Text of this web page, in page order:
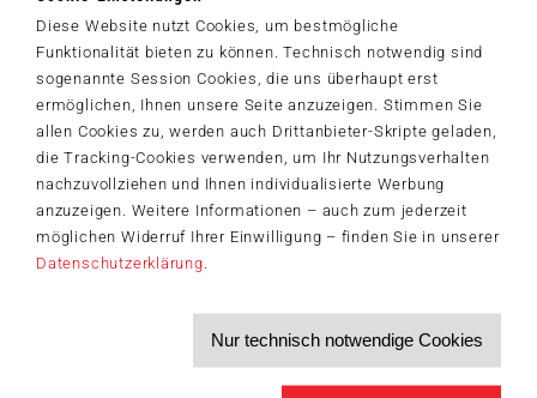
Diese Website nutzt Cookies, um bestmögliche
Funktionalität bieten zu können. Technisch notwendig sind
sogenannte Session Cookies, die uns überhaupt erst
ermöglichen, Ihnen unsere Seite anzuzeigen. Stimmen Sie
allen Cookies zu, werden auch Drittanbieter-Skripte geladen,
die Tracking-Cookies verwenden, um Ihr Nutzungsverhalten
nachzuvollziehen und Ihnen individualisierte Werbung
anzuzeigen. Weitere Informationen – auch zum jederzeit
möglichen Widerruf Ihrer Einwilligung – finden Sie in unserer
Datenschutzerklärung.
Nur technisch notwendige Cookies
Entertainment, Inc. All Rights Reserved.
Der Schmidt-Spiele-Newsletter
Jetzt anmelden und 5€ Willkommensrabatt sichern
Bleiben Sie auf dem Laufenden zu Neuheiten, Trends und aktuellen
Themen rund um Schmidt®Spiele – und sichern Sie sich einen
Willkommensgutschein in Höhe von 5€ für Ihren nächsten Einkauf im
Aktuelle Themen und Trends aus der Spielewelt
Informationen zu Veranstaltungen und Aktionen
Ich möchte den Schmidt-Spiele-Newsletter erhalten. Die Abmeldung ist